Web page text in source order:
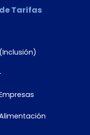
Tarifas